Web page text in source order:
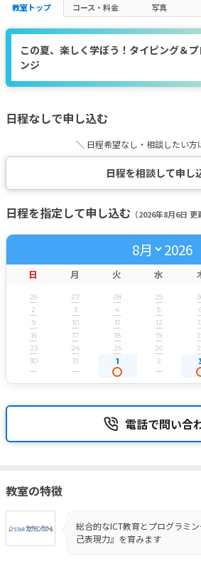
教室トップ コース・料金 写真
この夏、楽しく学ぼう！タイピング＆
ンジ
日程なしで申し込む
＼ 日程希望なし・相談したい方
日程を相談して申し
日程を指定して申し込む （2026年8月6日 更
2026
日 月 火 水
26 27 28 29
2
3 4 5
9
10 11 12
16
17 18 19
23
24 25 26
30
31 1 2
電話で問い合
教室の特徴
総合的なICT教育とプログラミ
己表現力』を育みます